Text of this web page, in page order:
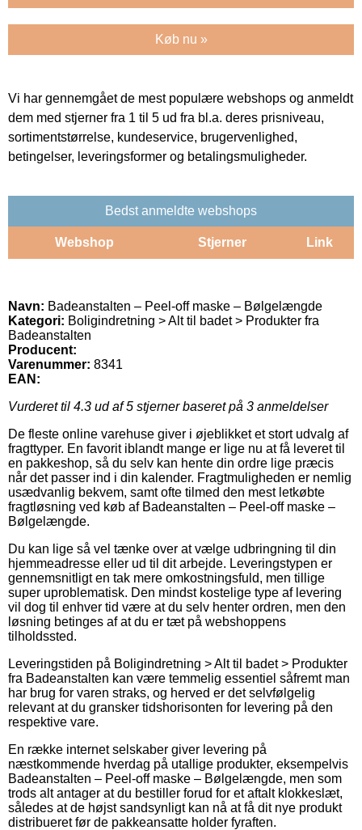
Køb nu »
Vi har gennemgået de mest populære webshops og anmeldt
dem med stjerner fra 1 til 5 ud fra bl.a. deres prisniveau,
sortimentstørrelse, kundeservice, brugervenlighed,
betingelser, leveringsformer og betalingsmuligheder.
Bedst anmeldte webshops
Webshop Stjerner Link
Navn: Badeanstalten – Peel-off maske – Bølgelængde
Kategori: Boligindretning > Alt til badet > Produkter fra
Badeanstalten
Producent:
Varenummer: 8341
EAN:
Vurderet til 4.3 ud af 5 stjerner baseret på 3 anmeldelser
De fleste online varehuse giver i øjeblikket et stort udvalg af
fragttyper. En favorit iblandt mange er lige nu at få leveret til
en pakkeshop, så du selv kan hente din ordre lige præcis
når det passer ind i din kalender. Fragtmuligheden er nemlig
usædvanlig bekvem, samt ofte tilmed den mest letkøbte
fragtløsning ved køb af Badeanstalten – Peel-off maske –
Bølgelængde.
Du kan lige så vel tænke over at vælge udbringning til din
hjemmeadresse eller ud til dit arbejde. Leveringstypen er
gennemsnitligt en tak mere omkostningsfuld, men tillige
super uproblematisk. Den mindst kostelige type af levering
vil dog til enhver tid være at du selv henter ordren, men den
løsning betinges af at du er tæt på webshoppens
tilholdssted.
Leveringstiden på Boligindretning > Alt til badet > Produkter
fra Badeanstalten kan være temmelig essentiel såfremt man
har brug for varen straks, og herved er det selvfølgelig
relevant at du gransker tidshorisonten for levering på den
respektive vare.
En række internet selskaber giver levering på
næstkommende hverdag på utallige produkter, eksempelvis
Badeanstalten – Peel-off maske – Bølgelængde, men som
trods alt antager at du bestiller forud for et aftalt klokkeslæt,
således at de højst sandsynligt kan nå at få dit nye produkt
distribueret før de pakkeansatte holder fyraften.